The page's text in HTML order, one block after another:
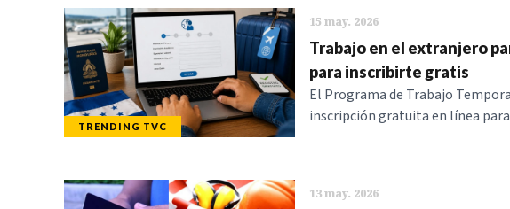
TRENDING TVC
15 may. 2026
Trabajo en el extranjero
para inscribirte gratis
El Programa de Trabajo
inscripción gratuita en línea
13 may. 2026